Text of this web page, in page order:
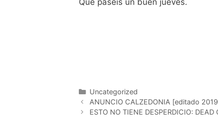
Que paseis un buen jueves.
Categorías
Uncategorized
ANUNCIO CALZEDONIA [editado
ESTO NO TIENE DESPERDICIO: